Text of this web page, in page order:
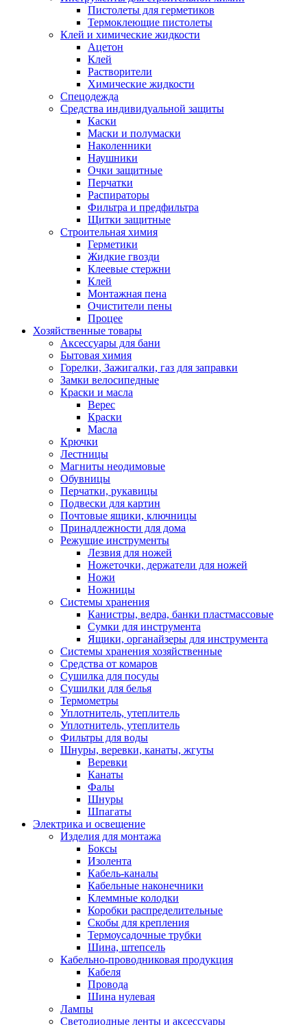
Пистолеты для герметиков
Термоклеющие пистолеты
Клей и химические жидкости
Ацетон
Клей
Растворители
Химические жидкости
Спецодежда
Средства индивидуальной защиты
Каски
Маски и полумаски
Наколенники
Наушники
Очки защитные
Перчатки
Распираторы
Фильтра и предфильтра
Щитки защитные
Строительная химия
Герметики
Жидкие гвозди
Клеевые стержни
Клей
Монтажная пена
Очистители пены
Процее
Хозяйственные товары
Аксессуары для бани
Бытовая химия
Горелки, Зажигалки, газ для заправки
Замки велосипедные
Краски и масла
Верес
Краски
Масла
Крючки
Лестницы
Магниты неодимовые
Обувницы
Перчатки, рукавицы
Подвески для картин
Почтовые ящики, ключницы
Принадлежности для дома
Режущие инструменты
Лезвия для ножей
Ножеточки, держатели для ножей
Ножи
Ножницы
Системы хранения
Канистры, ведра, банки пластмассовые
Сумки для инструмента
Ящики, органайзеры для инструмента
Системы хранения хозяйственные
Средства от комаров
Сушилка для посуды
Сушилки для белья
Термометры
Уплотнитель, утеплитель
Уплотнитель, утеплитель
Фильтры для воды
Шнуры, веревки, канаты, жгуты
Веревки
Канаты
Фалы
Шнуры
Шпагаты
Электрика и освещение
Изделия для монтажа
Боксы
Изолента
Кабель-каналы
Кабельные наконечники
Клеммные колодки
Коробки распределительные
Скобы для крепления
Термоусадочные трубки
Шина, штепсель
Кабельно-проводниковая продукция
Кабеля
Провода
Шина нулевая
Лампы
Светодиодные ленты и аксессуары